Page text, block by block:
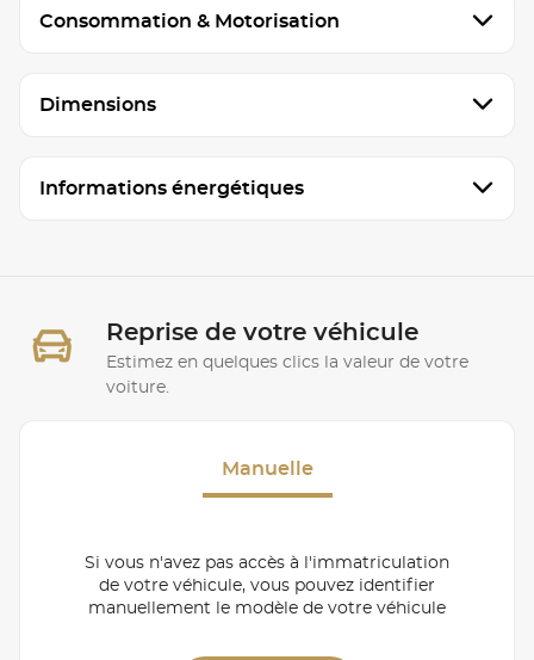
Consommation & Motorisation
Dimensions
Informations énergétiques
Reprise de votre véhicule
Estimez en quelques clics la valeur de votre
voiture.
Manuelle
Si vous n'avez pas accès à l'immatriculation
de votre véhicule, vous pouvez identifier
manuellement le modèle de votre véhicule